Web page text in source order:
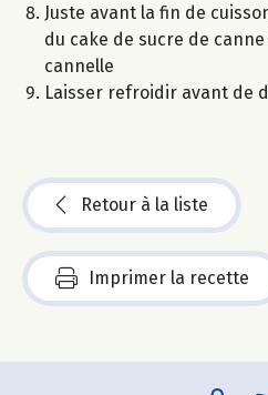
Juste avant la fin de
du cake de sucre de
cannelle
Laisser refroidir avant de
Retour à la liste
Imprimer la recette